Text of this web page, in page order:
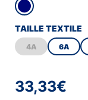
TAILLE TEXTILE
4A 6A
33,33€